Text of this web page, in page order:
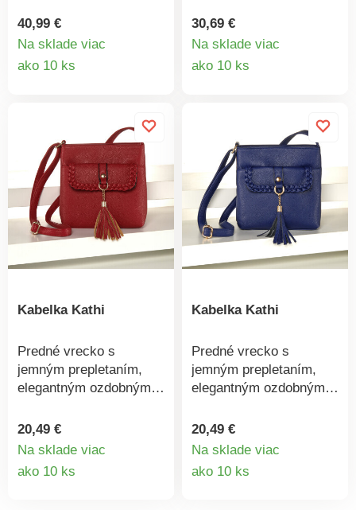
batoh. Veľmi
priestranná, s
predným vreckom s
do nej toho naozaj veľa.
40,99 €
Na sklade viac
ako 10 ks
všetkému. Malá, ale
priestranná, s 2
a zapínaním na
popruh. Elegantný
kožený vzhľad. Veľmi
priestranná.
30,69 €
Na sklade viac
ako 10 ks
Kabelka Kathi
Predné vrecko s
jemným prepletaním,
elegantným ozdobným
magnetickým uzáverom
dodáva tejto kabelke
šmrnc. Priestranné
20,49 €
Na sklade viac
ako 10 ks
Kabelka Kathi
Predné vrecko s
jemným prepletaním,
elegantným ozdobným
magnetickým uzáverom
dodáva tejto kabelke
šmrnc. Priestranné
20,49 €
Na sklade viac
ako 10 ks